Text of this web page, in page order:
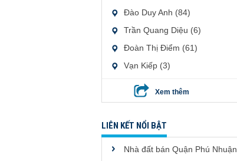
Đào Duy Anh (84)
Trần Quang Diệu (6)
Đoàn Thị Điểm (61)
Vạn Kiếp (3)
Xem thêm
LIÊN KẾT NỔI BẬT
Nhà đất bán Quận Phú Nhuận